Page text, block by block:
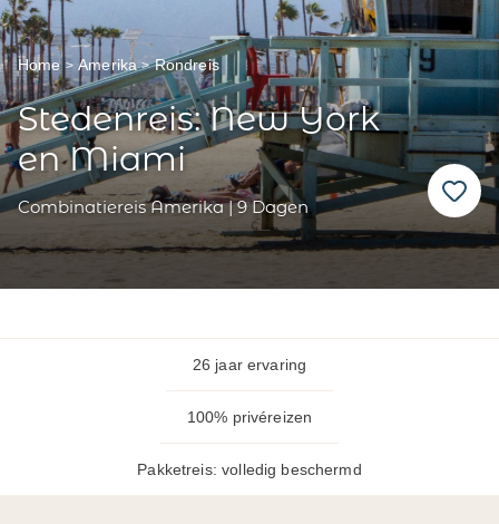
Home Amerika Rondreis
Stedenreis: New York
en Miami
Combinatiereis Amerika | 9 Dagen
26 jaar ervaring
100% privéreizen
Pakketreis: volledig beschermd